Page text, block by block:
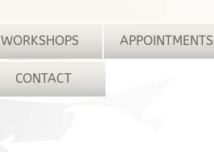
WORKSHOPS APPOINTMENTS
CONTACT